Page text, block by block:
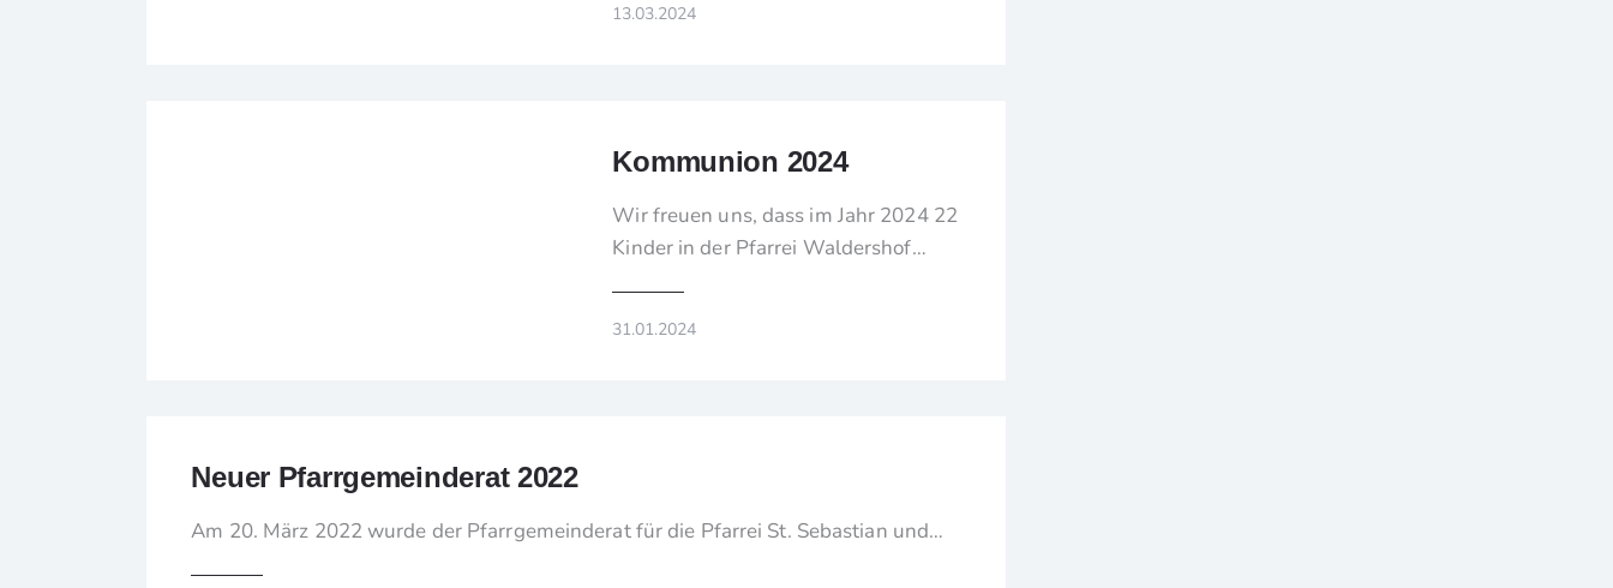
13.03.2024
Kommunion 2024
Wir freuen uns, dass im Jahr 2024 22
Kinder in der Pfarrei Waldershof…
31.01.2024
Neuer Pfarrgemeinderat 2022
Am 20. März 2022 wurde der Pfarrgemeinderat für die Pfarrei St. Sebastian und…